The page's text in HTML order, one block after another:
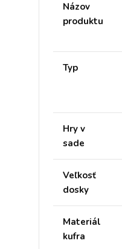
Názov
produktu
Typ
Hry v
sade
Veľkosť
dosky
Materiál
kufra